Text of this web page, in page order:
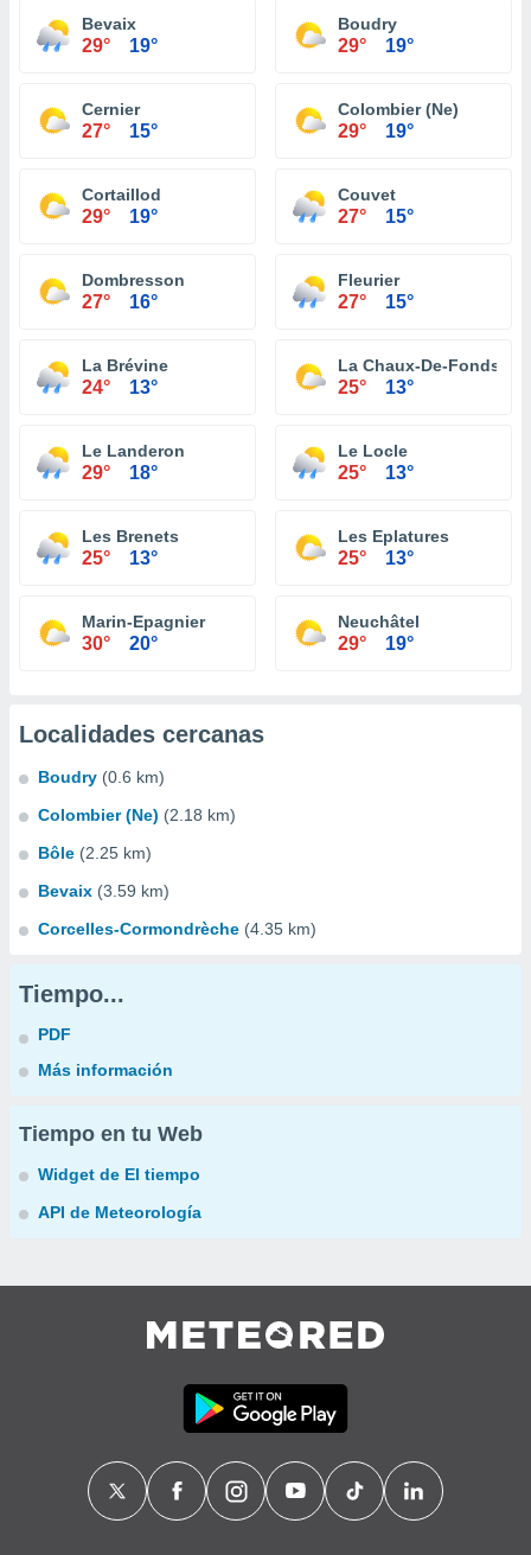
Bevaix
29° 19°
Boudry
29° 19°
Cernier
27° 15°
Colombier (Ne)
29° 19°
Cortaillod
29° 19°
Couvet
27° 15°
Dombresson
27° 16°
Fleurier
27° 15°
La Brévine
24° 13°
La Chaux-De-Fonds
25° 13°
Le Landeron
29° 18°
Le Locle
25° 13°
Les Brenets
25° 13°
Les Eplatures
25° 13°
Marin-Epagnier
30° 20°
Neuchâtel
29° 19°
Localidades cercanas
Boudry (0.6 km)
Colombier (Ne) (2.18 km)
Bôle (2.25 km)
Bevaix (3.59 km)
Corcelles-Cormondrèche (4.35 km)
Tiempo...
PDF
Más información
Tiempo en tu Web
Widget de El tiempo
API de Meteorología